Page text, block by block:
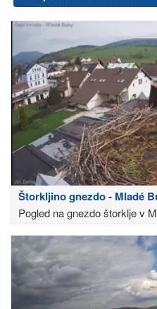
Štorkljino gnezdo - Mladé
Pogled na gnezdo štorklje v